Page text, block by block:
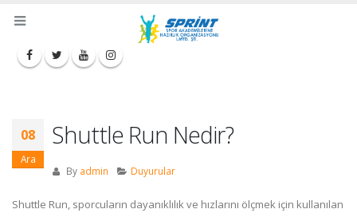
08
Ara
Shuttle Run Nedir?
By admin Duyurular
Shuttle Run, sporcuların dayanıklılık ve hızlarını ölçmek için kullanılan